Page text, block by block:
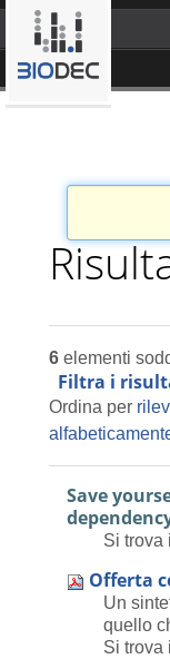
6 elementi
Filtra i
Ordina per
Save
Si trova
Offerta
Un
quello
Si trova